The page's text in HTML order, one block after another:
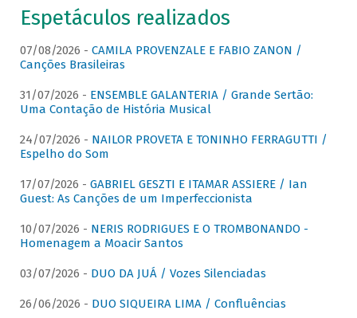
Espetáculos realizados
07/08/2026 - CAMILA PROVENZALE E FABIO ZANON /
Canções Brasileiras
31/07/2026 - ENSEMBLE GALANTERIA / Grande Sertão:
Uma Contação de História Musical
24/07/2026 - NAILOR PROVETA E TONINHO FERRAGUTTI /
Espelho do Som
17/07/2026 - GABRIEL GESZTI E ITAMAR ASSIERE / Ian
Guest: As Canções de um Imperfeccionista
10/07/2026 - NERIS RODRIGUES E O TROMBONANDO -
Homenagem a Moacir Santos
03/07/2026 - DUO DA JUÁ / Vozes Silenciadas
26/06/2026 - DUO SIQUEIRA LIMA / Confluências